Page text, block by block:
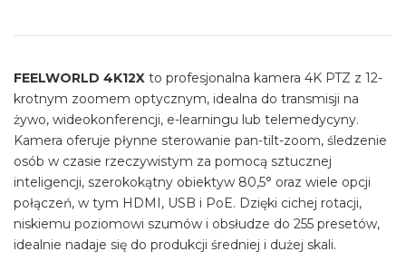
jednostkowa:
FEELWORLD 4K12X to profesjonalna kamera 4K PTZ z 12-
krotnym zoomem optycznym, idealna do transmisji na
żywo, wideokonferencji, e-learningu lub telemedycyny.
Kamera oferuje płynne sterowanie pan-tilt-zoom, śledzenie
osób w czasie rzeczywistym za pomocą sztucznej
inteligencji, szerokokątny obiektyw 80,5° oraz wiele opcji
połączeń, w tym HDMI, USB i PoE. Dzięki cichej rotacji,
niskiemu poziomowi szumów i obsłudze do 255 presetów,
idealnie nadaje się do produkcji średniej i dużej skali.